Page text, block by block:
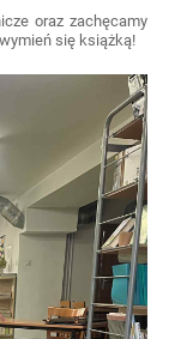
oraz zachęcamy
się książką!